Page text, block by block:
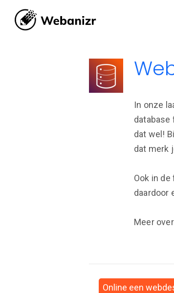
In onze
database
dat wel!
dat merk
Ook in
daardoor
Meer
Online een